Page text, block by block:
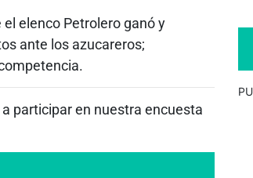
elenco Petrolero ganó y
ante los azucareros;
participar en nuestra encuesta